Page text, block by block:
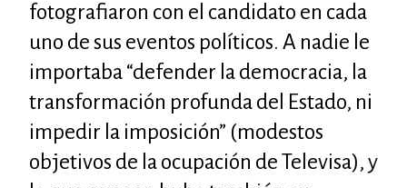
fotografiaron con el candidato en cada
uno de sus eventos políticos. A nadie le
importaba “defender la democracia, la
transformación profunda del Estado, ni
impedir la imposición” (modestos
objetivos de la ocupación de Televisa), y